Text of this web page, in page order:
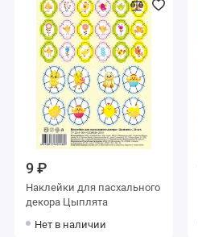
9 ₽
Наклейки для пасхального
декора Цыплята
Нет в наличии